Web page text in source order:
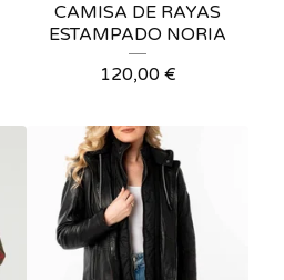
CAMISA DE RAYAS
ESTAMPADO NORIA
120,00 €